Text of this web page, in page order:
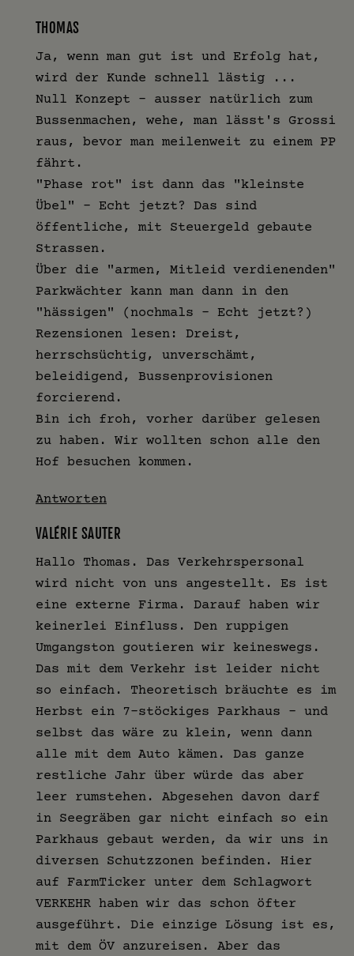
THOMAS
Ja, wenn man gut ist und Erfolg hat,
wird der Kunde schnell lästig ...
Null Konzept - ausser natürlich zum
Bussenmachen, wehe, man lässt's Grossi
raus, bevor man meilenweit zu einem PP
fährt.
"Phase rot" ist dann das "kleinste
Übel" - Echt jetzt? Das sind
öffentliche, mit Steuergeld gebaute
Strassen.
Über die "armen, Mitleid verdienenden"
Parkwächter kann man dann in den
"hässigen" (nochmals - Echt jetzt?)
Rezensionen lesen: Dreist,
herrschsüchtig, unverschämt,
beleidigend, Bussenprovisionen
forcierend.
Bin ich froh, vorher darüber gelesen
zu haben. Wir wollten schon alle den
Hof besuchen kommen.
Antworten
VALÉRIE SAUTER
Hallo Thomas. Das Verkehrspersonal
wird nicht von uns angestellt. Es ist
eine externe Firma. Darauf haben wir
keinerlei Einfluss. Den ruppigen
Umgangston goutieren wir keineswegs.
Das mit dem Verkehr ist leider nicht
so einfach. Theoretisch bräuchte es im
Herbst ein 7-stöckiges Parkhaus - und
selbst das wäre zu klein, wenn dann
alle mit dem Auto kämen. Das ganze
restliche Jahr über würde das aber
leer rumstehen. Abgesehen davon darf
in Seegräben gar nicht einfach so ein
Parkhaus gebaut werden, da wir uns in
diversen Schutzzonen befinden. Hier
auf FarmTicker unter dem Schlagwort
VERKEHR haben wir das schon öfter
ausgeführt. Die einzige Lösung ist es,
mit dem ÖV anzureisen. Aber das